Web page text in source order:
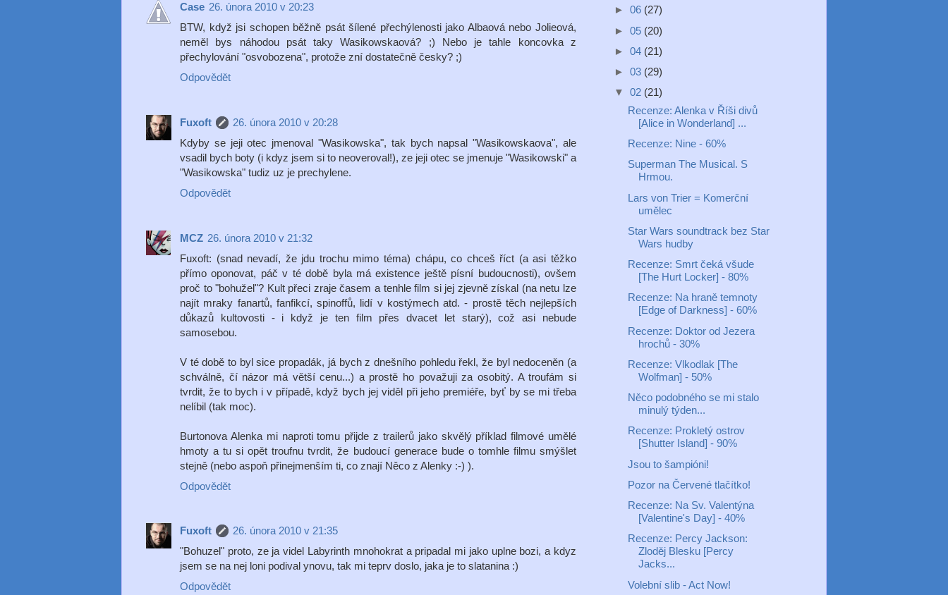
Case 26. února 2010 v 20:23
BTW, když jsi schopen běžně psát šílené přechýlenosti jako Albaová nebo Jolieová,
neměl bys náhodou psát taky Wasikowskaová? ;) Nebo je tahle koncovka z
přechylování "osvobozena", protože zní dostatečně česky? ;)
Odpovědět
Fuxoft
26. února 2010 v 20:28
Kdyby se jeji otec jmenoval "Wasikowska", tak bych napsal "Wasikowskaova", ale
vsadil bych boty (i kdyz jsem si to neoveroval!), ze jeji otec se jmenuje "Wasikowski" a
"Wasikowska" tudiz uz je prechylene.
Odpovědět
MCZ 26. února 2010 v 21:32
Fuxoft: (snad nevadí, že jdu trochu mimo téma) chápu, co chceš říct (a asi těžko
přímo oponovat, páč v té době byla má existence ještě písní budoucnosti), ovšem
proč to "bohužel"? Kult přeci zraje časem a tenhle film si jej zjevně získal (na netu lze
najít mraky fanartů, fanfikcí, spinoffů, lidí v kostýmech atd. - prostě těch nejlepších
důkazů kultovosti - i když je ten film přes dvacet let starý), což asi nebude
samosebou.
V té době to byl sice propadák, já bych z dnešního pohledu řekl, že byl nedoceněn (a
schválně, čí názor má větší cenu...) a prostě ho považuji za osobitý. A troufám si
tvrdit, že to bych i v případě, když bych jej viděl při jeho premiéře, byť by se mi třeba
nelíbil (tak moc).
Burtonova Alenka mi naproti tomu přijde z trailerů jako skvělý příklad filmové umělé
hmoty a tu si opět troufnu tvrdit, že budoucí generace bude o tomhle filmu smýšlet
stejně (nebo aspoň přinejmenším ti, co znají Něco z Alenky :-) ).
Odpovědět
Fuxoft
26. února 2010 v 21:35
"Bohuzel" proto, ze ja videl Labyrinth mnohokrat a pripadal mi jako uplne bozi, a kdyz
jsem se na nej loni podival ynovu, tak mi teprv doslo, jaka je to slatanina :)
Odpovědět
► 06 (27)
► 05 (20)
► 04 (21)
► 03 (29)
▼ 02 (21)
Recenze: Alenka v Říši divů
[Alice in Wonderland] ...
Recenze: Nine - 60%
Superman The Musical. S
Hrmou.
Lars von Trier = Komerční
umělec
Star Wars soundtrack bez Star
Wars hudby
Recenze: Smrt čeká všude
[The Hurt Locker] - 80%
Recenze: Na hraně temnoty
[Edge of Darkness] - 60%
Recenze: Doktor od Jezera
hrochů - 30%
Recenze: Vlkodlak [The
Wolfman] - 50%
Něco podobného se mi stalo
minulý týden...
Recenze: Prokletý ostrov
[Shutter Island] - 90%
Jsou to šampióni!
Pozor na Červené tlačítko!
Recenze: Na Sv. Valentýna
[Valentine's Day] - 40%
Recenze: Percy Jackson:
Zloděj Blesku [Percy
Jacks...
Volební slib - Act Now!